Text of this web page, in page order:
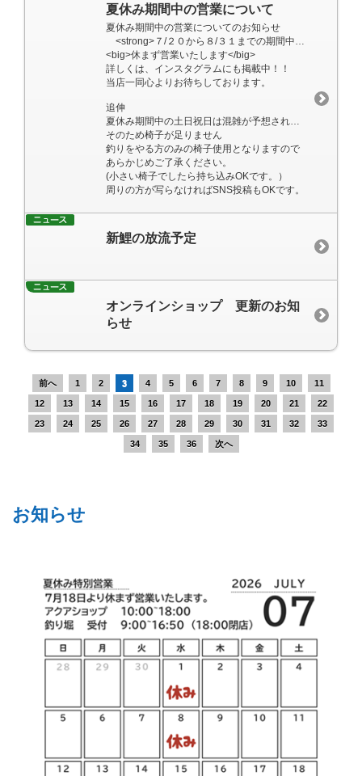
夏休み期間中の営業について
夏休み期間中の営業についてのお知らせ
<strong>７/２０から８/３１までの期間中</strong>
<big>休まず営業いたします</big>
詳しくは、インスタグラムにも掲載中！！
当店一同心よりお待ちしております。
追伸
夏休み期間中の土日祝日は混雑が予想されます。
そのため椅子が足りません
釣りをやる方のみの椅子使用となりますので
あらかじめご了承ください。
(小さい椅子でしたら持ち込みOKです。）
周りの方が写らなければSNS投稿もOKです。
新鯉の放流予定
オンラインショップ 更新のお知
らせ
前へ 1 2 3 4 5 6 7 8 9 10 11
12 13 14 15 16 17 18 19 20 21 22
23 24 25 26 27 28 29 30 31 32 33
34 35 36 次へ
お知らせ